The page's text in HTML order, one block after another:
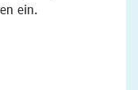
ein.